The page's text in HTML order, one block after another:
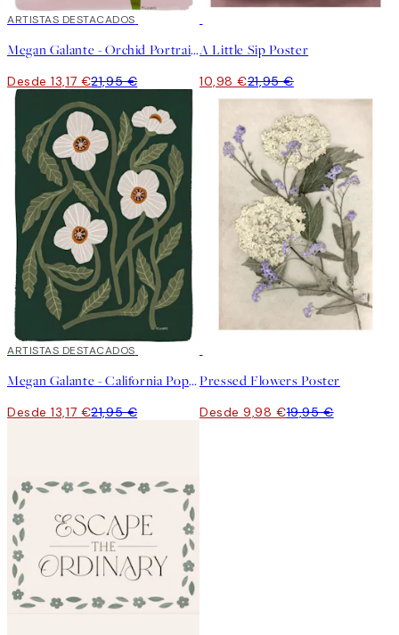
40%*
ARTISTAS DESTACADOS
Megan Galante - Orchid Portrait Poster
Desde 13,17 €21,95 €
A Little Sip Poster
10,98 €21,95 €
40%*
ARTISTAS DESTACADOS
Megan Galante - California Poppy Poster
Desde 13,17 €21,95 €
Pressed Flowers Poster
Desde 9,98 €19,95 €